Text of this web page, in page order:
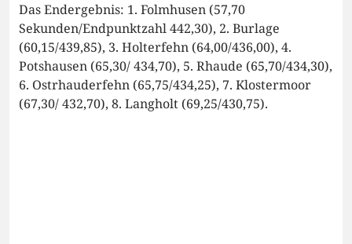
Das Endergebnis: 1. Folmhusen (57,70
Sekunden/Endpunktzahl 442,30), 2. Burlage
(60,15/439,85), 3. Holterfehn (64,00/436,00), 4.
Potshausen (65,30/ 434,70), 5. Rhaude (65,70/434,30),
6. Ostrhauderfehn (65,75/434,25), 7. Klostermoor
(67,30/ 432,70), 8. Langholt (69,25/430,75).